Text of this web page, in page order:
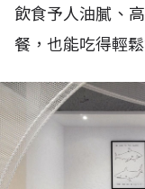
飲食予人油膩、
餐，也能吃得輕